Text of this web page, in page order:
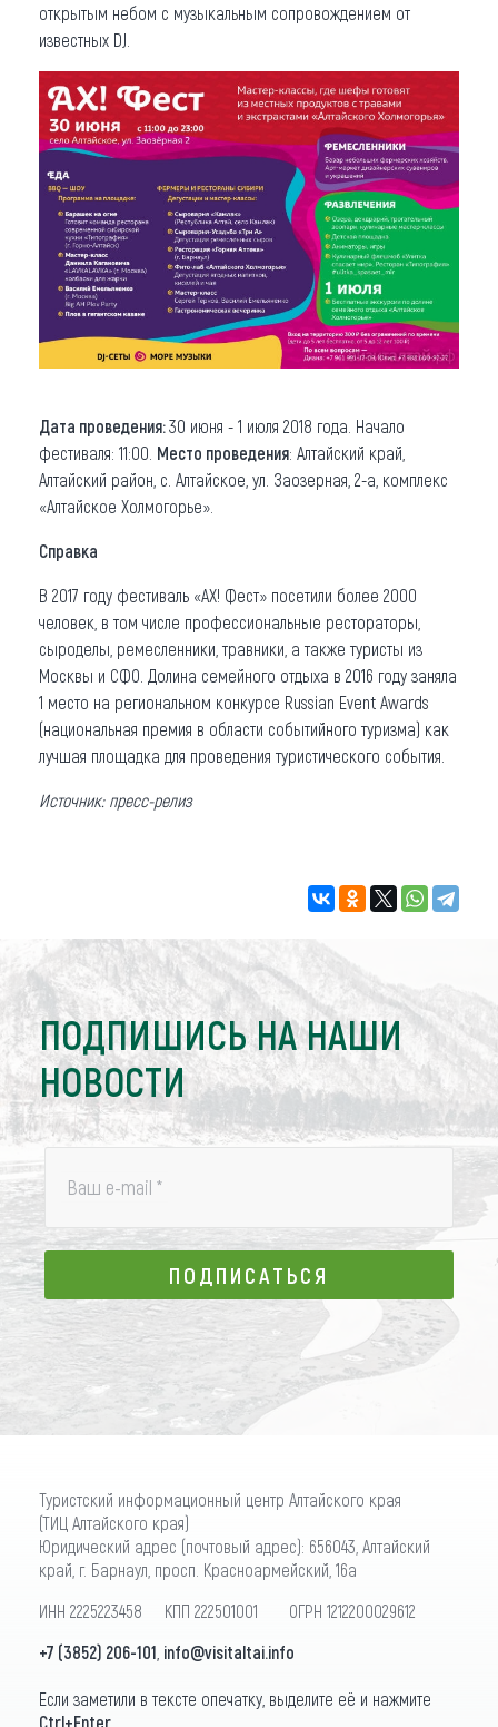
открытым небом с музыкальным сопровождением от
известных DJ.
Дата проведения:30 июня - 1 июля 2018 года. Начало
фестиваля: 11:00. Место проведения: Алтайский край,
Алтайский район, с. Алтайское, ул. Заозерная, 2-а, комплекс
«Алтайское Холмогорье».
Справка
В 2017 году фестиваль «АХ! Фест» посетили более 2000
человек, в том числе профессиональные рестораторы,
сыроделы, ремесленники, травники, а также туристы из
Москвы и СФО. Долина семейного отдыха в 2016 году заняла
1 место на региональном конкурсе Russian Event Awards
(национальная премия в области событийного туризма) как
лучшая площадка для проведения туристического события.
Источник: пресс-релиз
ПОДПИШИСЬ НА НАШИ
НОВОСТИ
Ваш e-mail *
ПОДПИСАТЬСЯ
ПОДПИСАТЬСЯ
Туристский информационный центр Алтайского края
(ТИЦ Алтайского края)
Юридический адрес (почтовый адрес): 656043, Алтайский
край, г. Барнаул, просп. Красноармейский, 16а
ИНН 2225223458 КПП 222501001 ОГРН 1212200029612
+7 (3852) 206-101 info@visitaltai.info
Если заметили в тексте опечатку, выделите её и нажмите
Ctrl+Enter